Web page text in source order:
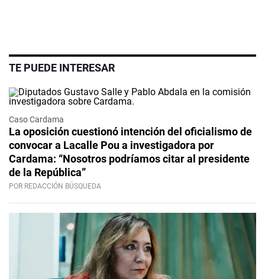
TE PUEDE INTERESAR
Caso Cardama
La oposición cuestionó intención del oficialismo de
convocar a Lacalle Pou a investigadora por
Cardama: “Nosotros podríamos citar al presidente
de la República”
POR REDACCIÓN BÚSQUEDA